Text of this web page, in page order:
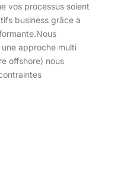
vos processus soient
business grâce à
Nous
approche multi
offshore) nous